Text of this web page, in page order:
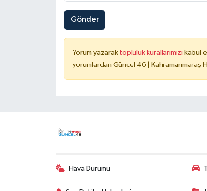
Gönder
Yorum yazarak topluluk kurallarımızı kabul
yorumlardan Güncel 46 | Kahramanmaraş
Hava Durumu